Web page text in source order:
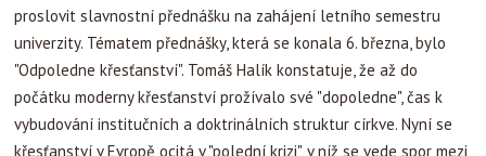
proslovit slavnostní přednášku na zahájení letního semestru
univerzity. Tématem přednášky, která se konala 6. března, bylo
"Odpoledne křesťanství". Tomáš Halík konstatuje, že až do
počátku moderny křesťanství prožívalo své "dopoledne", čas k
vybudování institučních a doktrinálních struktur církve. Nyní se
křesťanství v Evropě ocitá v "polední krizi", v níž se vede spor mezi